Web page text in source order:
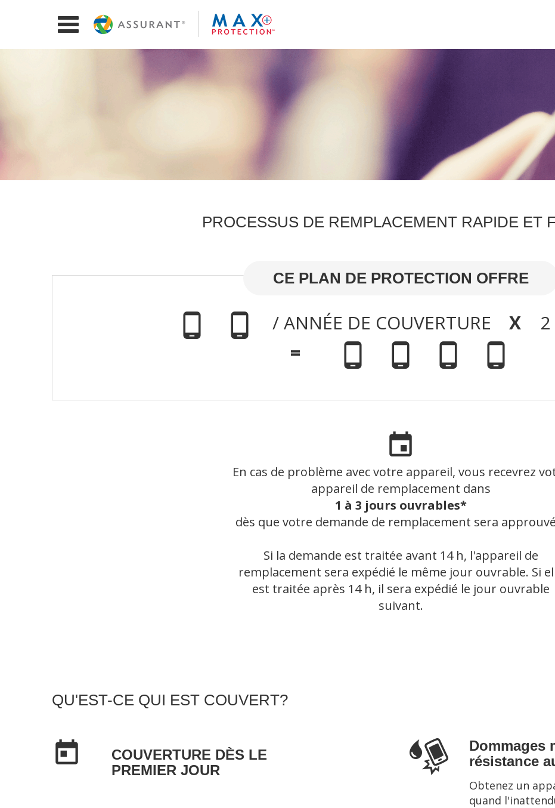
PROCESSUS DE REMPLACEMENT RAPIDE ET
CE PLAN DE PROTECTION OFFRE
phone_android phone_android / ANNÉE DE COUVERTURE X
=
phone_android phone_android phone_android phone_android
event
En cas de problème avec votre appareil, vous recevrez
appareil de remplacement dans
1 à 3 jours ouvrables*
dès que votre demande de remplacement sera
Si la demande est traitée avant 14 h, l'appareil de
remplacement sera expédié le même jour ouvrable. Si
est traitée après 14 h, il sera expédié le jour ouvrable
suivant.
QU'EST-CE QUI EST COUVERT?
today
COUVERTURE DÈS LE
PREMIER JOUR
Dommages
résistance
Obtenez un
quand